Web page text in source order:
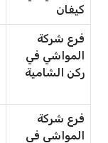
كيفان
فرع شركة
المواشي في
ركن الشامية
فرع شركة
المواشي في